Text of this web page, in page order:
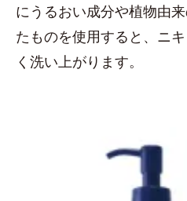
にうるおい成分や植物由
たものを使用すると、ニ
く洗い上がります。